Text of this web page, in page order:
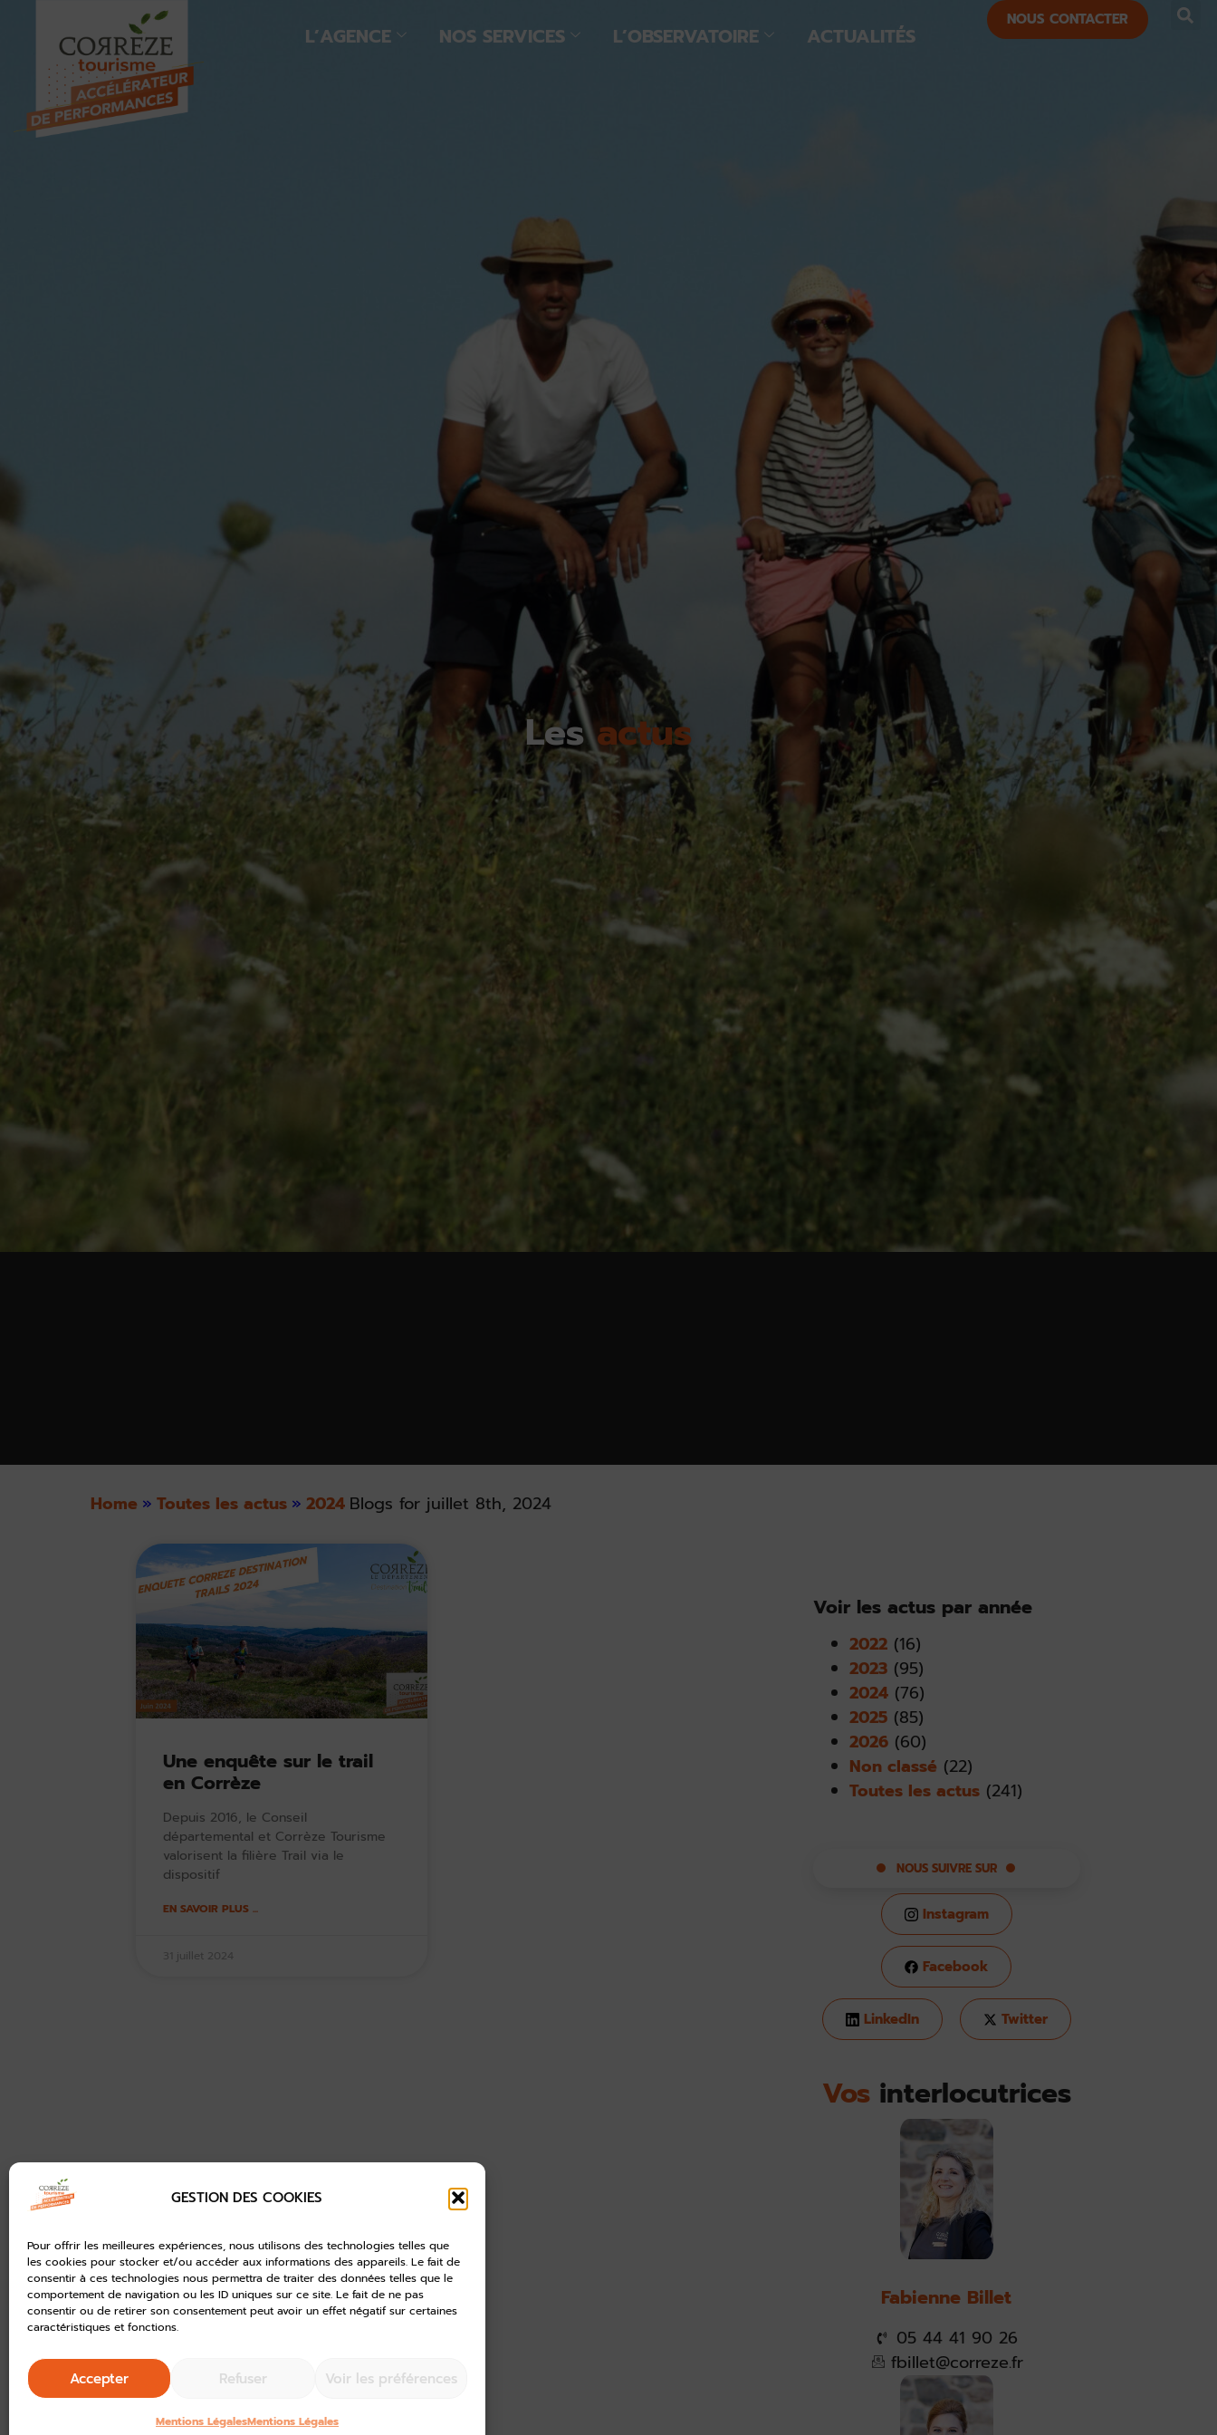
GESTION DES COOKIES
Pour offrir les meilleures expériences, nous utilisons des technologies telles que
les cookies pour stocker et/ou accéder aux informations des appareils. Le fait de
consentir à ces technologies nous permettra de traiter des données telles que le
comportement de navigation ou les ID uniques sur ce site. Le fait de ne pas
consentir ou de retirer son consentement peut avoir un effet négatif sur certaines
caractéristiques et fonctions.
Accepter Refuser Voir les préférences
Mentions LégalesMentions Légales
L’AGENCE NOS SERVICES L’OBSERVATOIRE ACTUALITÉS
NOUS CONTACTER
Lesactus
Home » Toutes les actus » 2024 Blogs for juillet 8th, 2024
Une enquête sur le trail
en Corrèze
Depuis 2016, le Conseil
départemental et Corrèze Tourisme
valorisent la filière Trail via le
dispositif
EN SAVOIR PLUS ...
31 juillet 2024
Voir les actus par année
2022(16)
2023(95)
2024(76)
2025(85)
2026(60)
Non classé (22)
Toutes les actus(241)
NOUS SUIVRE SUR
Instagram
Facebook
LinkedIn Twitter
Vos interlocutrices
Fabienne Billet
05 44 41 90 26
fbillet@correze.fr